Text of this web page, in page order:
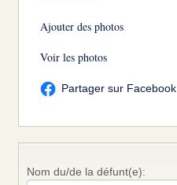
Ajouter des photos
Voir les photos
Partager sur Facebook
Nom du/de la défunt(e):